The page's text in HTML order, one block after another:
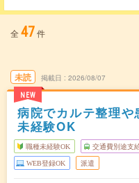
全 47件
未読
NEW
掲載日 2026/08/07
病院でカルテ整理や
未経験OK
職種未経験OK 交通費別途支
WEB登録OK 派遣